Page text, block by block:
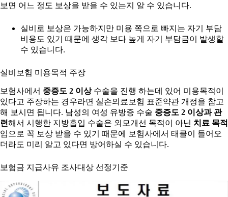
보면 어느 정도 보상을 받을 수 있는지 알 수 있습니다.
실비로 보상은 가능하지만 미용 쪽으로 빠지는 자기 부담
비용도 있기 때문에 생각 보다 높게 자기 부담금이 발생할
수 있습니다.
실비보험 미용목적 주장
보험사에서 중증도 2 이상 수술을 진행 하는데 있어 미용목적이
있다고 주장하는 경우라면 실손의료보험 표준약관 개정을 참고
해 보시면 됩니다. 남성의 여성 유방증 수술 중증도 2 이상과 관
련해서 시행한 지방흡입 수술은 외모개선 목적이 아닌 치료 목적
임으로 꼭 보상 받을 수 있기 때문에 보험사에서 태클이 들어오
더라도 미리 알고 있다면 방어하실 수 있습니다.
보험금 지급사유 조사대상 선정기준